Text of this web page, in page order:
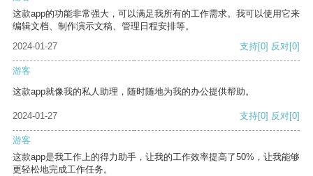
这款app的功能非常强大，可以满足我所有的工作需求。我可以使用它来
编辑文档、制作演示文稿、管理日程安排等。
2024-01-27
支持[0] 反对[0]
游客
这款app就像我的私人助理，随时随地为我的办公提供帮助。
2024-01-27 支持[0] 反对[0]
游客
这款app是我工作上的得力助手，让我的工作效率提高了50%，让我能够
更轻松地完成工作任务。